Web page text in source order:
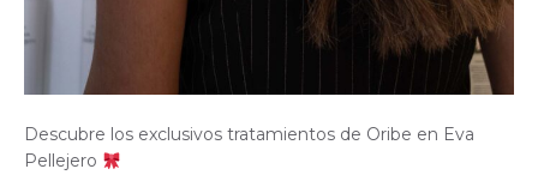
Descubre los exclusivos tratamientos de Oribe en Eva
Pellejero